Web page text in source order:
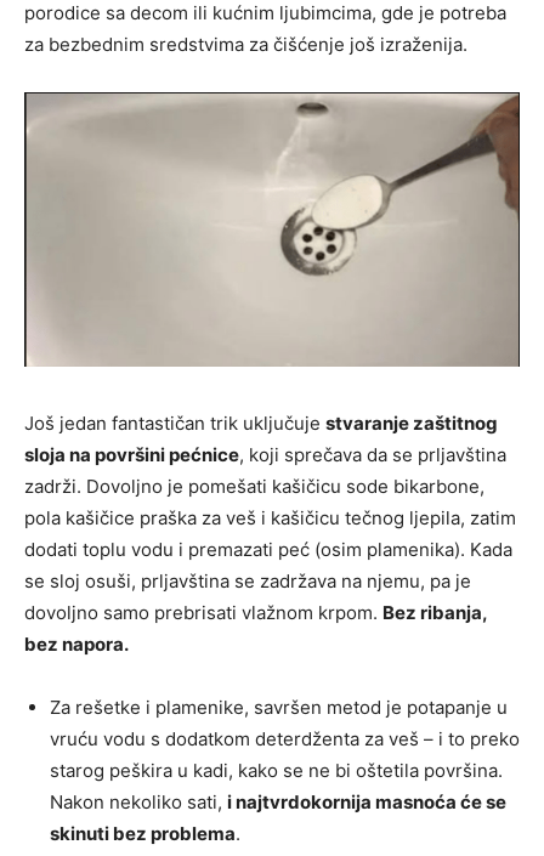
porodice sa decom ili kućnim ljubimcima, gde je potreba
za bezbednim sredstvima za čišćenje još izraženija.
Još jedan fantastičan trik uključuje stvaranje zaštitnog
sloja na površini pećnice, koji sprečava da se prljavština
zadrži. Dovoljno je pomešati kašičicu sode bikarbone,
pola kašičice praška za veš i kašičicu tečnog ljepila, zatim
dodati toplu vodu i premazati peć (osim plamenika). Kada
se sloj osuši, prljavština se zadržava na njemu, pa je
dovoljno samo prebrisati vlažnom krpom. Bez ribanja,
bez napora.
Za rešetke i plamenike, savršen metod je potapanje u
vruću vodu s dodatkom deterdženta za veš – i to preko
starog peškira u kadi, kako se ne bi oštetila površina.
Nakon nekoliko sati, i najtvrdokornija masnoća će se
skinuti bez problema.